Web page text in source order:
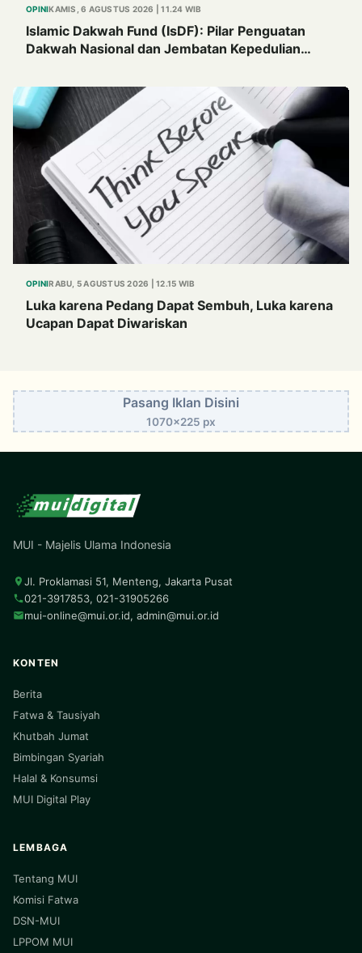
OPINIKAMIS, 6 AGUSTUS 2026 | 11.24 WIB
Islamic Dakwah Fund (IsDF): Pilar Penguatan
Dakwah Nasional dan Jembatan Kepedulian
OPINIRABU, 5 AGUSTUS 2026 | 12.15 WIB
Luka karena Pedang Dapat Sembuh, Luka karena
Ucapan Dapat Diwariskan
Pasang Iklan Disini
1070x225 px
MUI - Majelis Ulama Indonesia
Jl. Proklamasi 51, Menteng, Jakarta Pusat
021-3917853, 021-31905266
mui-online@mui.or.id, admin@mui.or.id
KONTEN
Berita
Fatwa & Tausiyah
Khutbah Jumat
Bimbingan Syariah
Halal & Konsumsi
MUI Digital Play
LEMBAGA
Tentang MUI
Komisi Fatwa
DSN-MUI
LPPOM MUI